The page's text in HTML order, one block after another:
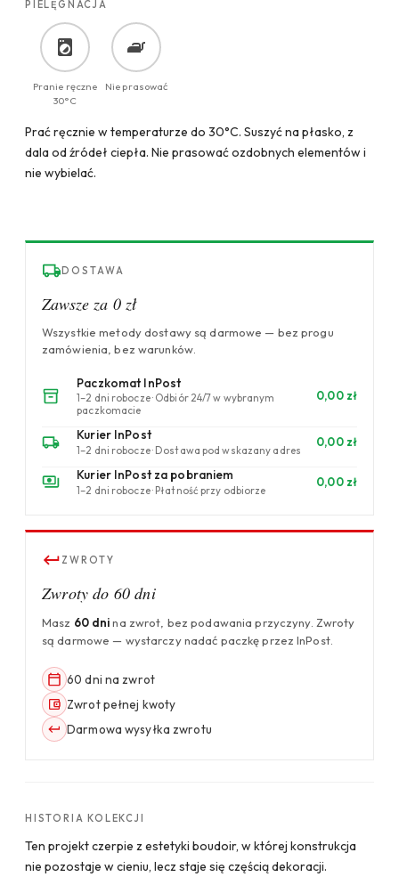
PIELĘGNACJA
Pranie ręczne
30°C
Nie prasować
Prać ręcznie w temperaturze do 30°C. Suszyć na płasko, z
dala od źródeł ciepła. Nie prasować ozdobnych elementów i
nie wybielać.
DOSTAWA
Zawsze za 0 zł
Wszystkie metody dostawy są darmowe — bez progu
zamówienia, bez warunków.
Paczkomat InPost
1–2 dni robocze · Odbiór 24/7 w wybranym
paczkomacie
0,00 zł
Kurier InPost
1–2 dni robocze · Dostawa pod wskazany adres
0,00 zł
Kurier InPost za pobraniem
1–2 dni robocze · Płatność przy odbiorze
0,00 zł
ZWROTY
Zwroty do 60 dni
Masz 60 dnina zwrot, bez podawania przyczyny. Zwroty
są darmowe — wystarczy nadać paczkę przez InPost.
60 dni na zwrot
Zwrot pełnej kwoty
Darmowa wysyłka zwrotu
HISTORIA KOLEKCJI
Ten projekt czerpie z estetyki boudoir, w której konstrukcja
nie pozostaje w cieniu, lecz staje się częścią dekoracji.